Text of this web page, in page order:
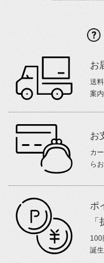
お
送
案内
お
カ
ら
ポ
100
誕